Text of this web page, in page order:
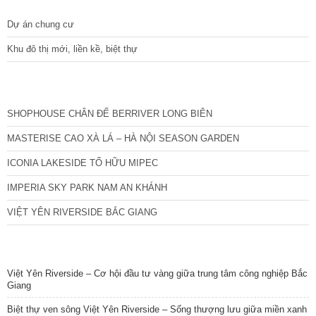
Dự án chung cư
Khu đô thị mới, liền kề, biệt thự
SHOPHOUSE CHÂN ĐẾ BERRIVER LONG BIÊN
MASTERISE CAO XÀ LÁ – HÀ NỘI SEASON GARDEN
ICONIA LAKESIDE TỐ HỮU MIPEC
IMPERIA SKY PARK NAM AN KHÁNH
VIỆT YÊN RIVERSIDE BẮC GIANG
Việt Yên Riverside – Cơ hội đầu tư vàng giữa trung tâm công nghiệp Bắc
Giang
Biệt thự ven sông Việt Yên Riverside – Sống thượng lưu giữa miền xanh